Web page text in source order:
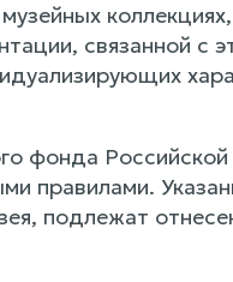
связанной с
фонда
правилами.
подлежат